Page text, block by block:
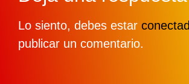
Lo siento, debes estar
publicar un comentario.